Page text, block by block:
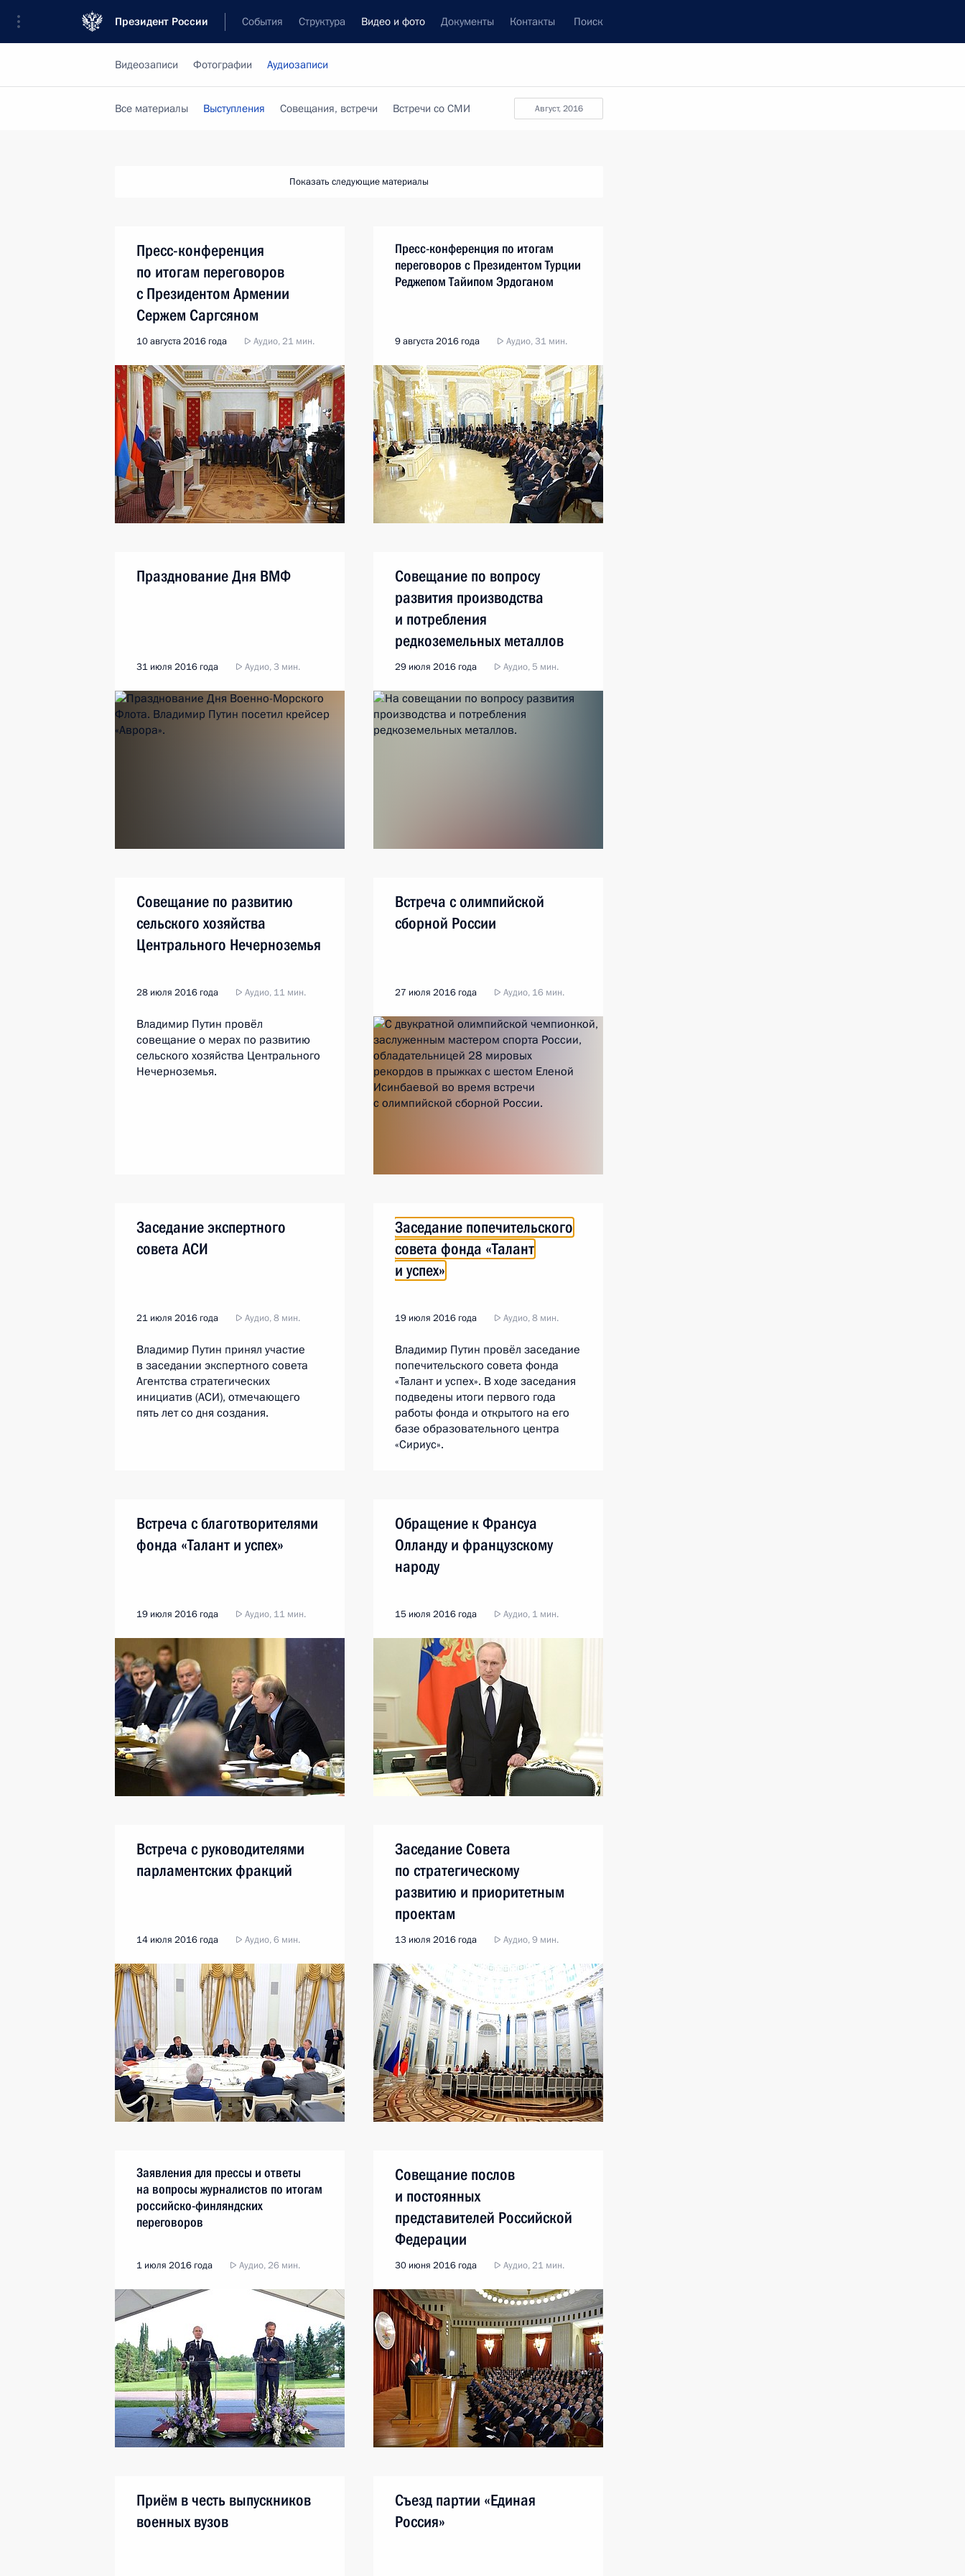
Президент России События Структура Видео и фото Документы Контакты Поиск
Видеозаписи Фотографии Аудиозаписи
август, 2016
Все материалы Выступления Совещания, встречи Встречи со СМИ
Показать следующие материалы
Пресс-конференция
по итогам переговоров
с Президентом Армении
Сержем Саргсяном
10 августа 2016 года Аудио, 21 мин.
Пресс-конференция по итогам
переговоров с Президентом Турции
Реджепом Тайипом Эрдоганом
9 августа 2016 года Аудио, 31 мин.
Празднование Дня ВМФ
31 июля 2016 года Аудио, 3 мин.
Совещание по вопросу
развития производства
и потребления
редкоземельных металлов
29 июля 2016 года Аудио, 5 мин.
Совещание по развитию
сельского хозяйства
Центрального Нечерноземья
28 июля 2016 года Аудио, 11 мин.
Владимир Путин провёл
совещание о мерах по развитию
сельского хозяйства Центрального
Нечерноземья.
Встреча с олимпийской
сборной России
27 июля 2016 года Аудио, 16 мин.
Заседание экспертного
совета АСИ
21 июля 2016 года Аудио, 8 мин.
Владимир Путин принял участие
в заседании экспертного совета
Агентства стратегических
инициатив (АСИ), отмечающего
пять лет со дня создания.
Заседание попечительского
совета фонда «Талант
и успех»
19 июля 2016 года Аудио, 8 мин.
Владимир Путин провёл заседание
попечительского совета фонда
«Талант и успех». В ходе заседания
подведены итоги первого года
работы фонда и открытого на его
базе образовательного центра
«Сириус».
Встреча с благотворителями
фонда «Талант и успех»
19 июля 2016 года Аудио, 11 мин.
Обращение к Франсуа
Олланду и французскому
народу
15 июля 2016 года Аудио, 1 мин.
Встреча с руководителями
парламентских фракций
14 июля 2016 года Аудио, 6 мин.
Заседание Совета
по стратегическому
развитию и приоритетным
проектам
13 июля 2016 года Аудио, 9 мин.
Заявления для прессы и ответы
на вопросы журналистов по итогам
российско-финляндских
переговоров
1 июля 2016 года Аудио, 26 мин.
Совещание послов
и постоянных
представителей Российской
Федерации
30 июня 2016 года Аудио, 21 мин.
Приём в честь выпускников
военных вузов
Съезд партии «Единая
Россия»